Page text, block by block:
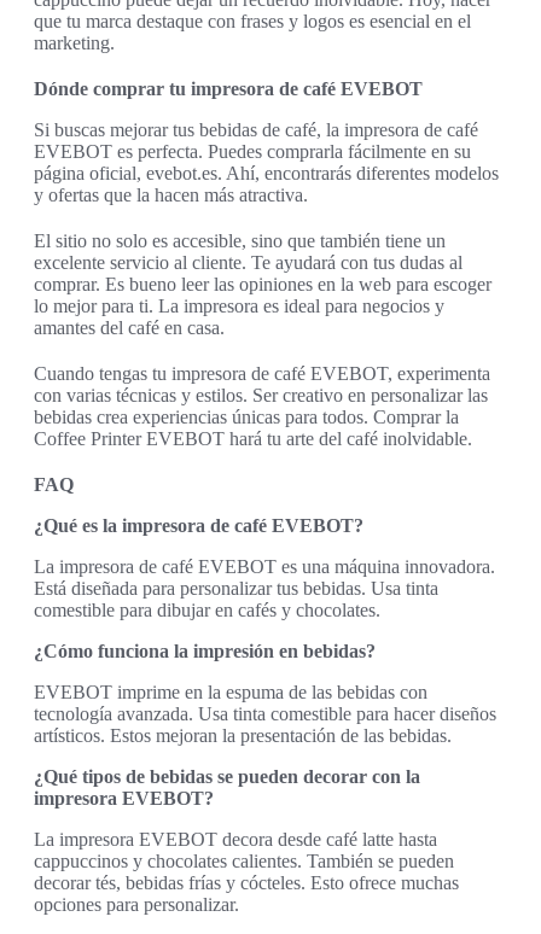
que tu marca destaque con frases y logos es esencial en el
marketing.
Dónde comprar tu impresora de café EVEBOT
Si buscas mejorar tus bebidas de café, la impresora de café
EVEBOT es perfecta. Puedes comprarla fácilmente en su
página oficial, evebot.es. Ahí, encontrarás diferentes modelos
y ofertas que la hacen más atractiva.
El sitio no solo es accesible, sino que también tiene un
excelente servicio al cliente. Te ayudará con tus dudas al
comprar. Es bueno leer las opiniones en la web para escoger
lo mejor para ti. La impresora es ideal para negocios y
amantes del café en casa.
Cuando tengas tu impresora de café EVEBOT, experimenta
con varias técnicas y estilos. Ser creativo en personalizar las
bebidas crea experiencias únicas para todos. Comprar la
Coffee Printer EVEBOT hará tu arte del café inolvidable.
FAQ
¿Qué es la impresora de café EVEBOT?
La impresora de café EVEBOT es una máquina innovadora.
Está diseñada para personalizar tus bebidas. Usa tinta
comestible para dibujar en cafés y chocolates.
¿Cómo funciona la impresión en bebidas?
EVEBOT imprime en la espuma de las bebidas con
tecnología avanzada. Usa tinta comestible para hacer diseños
artísticos. Estos mejoran la presentación de las bebidas.
¿Qué tipos de bebidas se pueden decorar con la
impresora EVEBOT?
La impresora EVEBOT decora desde café latte hasta
cappuccinos y chocolates calientes. También se pueden
decorar tés, bebidas frías y cócteles. Esto ofrece muchas
opciones para personalizar.